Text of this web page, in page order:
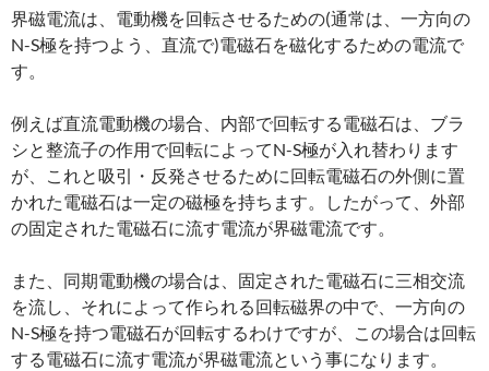
界磁電流は、電動機を回転させるための(通常は、一方向の
N-S極を持つよう、直流で)電磁石を磁化するための電流で
す。
例えば直流電動機の場合、内部で回転する電磁石は、ブラ
シと整流子の作用で回転によってN-S極が入れ替わります
が、これと吸引・反発させるために回転電磁石の外側に置
かれた電磁石は一定の磁極を持ちます。したがって、外部
の固定された電磁石に流す電流が界磁電流です。
また、同期電動機の場合は、固定された電磁石に三相交流
を流し、それによって作られる回転磁界の中で、一方向の
N-S極を持つ電磁石が回転するわけですが、この場合は回転
する電磁石に流す電流が界磁電流という事になります。